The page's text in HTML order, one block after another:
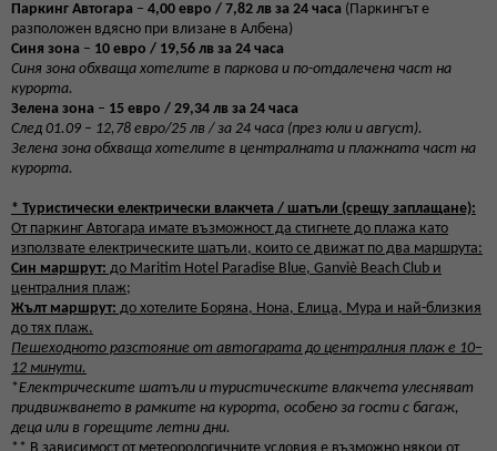
Паркинг Автогара – 4,00 евро / 7,82 лв за 24 часа (Паркингът е
разположен вдясно при влизане в Албена)
Синя зона – 10 евро / 19,56 лв за 24 часа
Синя зона обхваща хотелите в паркова и по-отдалечена част на
курорта.
Зелена зона – 15 евро / 29,34 лв за 24 часа
След 01.09 – 12,78 евро/25 лв / за 24 часа (през юли и август).
Зелена зона обхваща хотелите в централната и плажната част на
курорта.
* Туристически електрически влакчета / шатъли (срещу заплащане):
От паркинг Автогара имате възможност да стигнете до плажа като
използвате електрическите шатъли, които се движат по два маршрута:
Син маршрут: до Maritim Hotel Paradise Bluе, Ganviè Beach Club и
централния плаж;
Жълт маршрут: до хотелите Боряна, Нона, Елица, Мура и най-близкия
до тях плаж.
Пешеходното разстояние от автогарата до централния плаж е 10–
12 минути.
*Електрическите шатъли и туристическите влакчета улесняват
придвижването в рамките на курорта, особено за гости с багаж,
деца или в горещите летни дни.